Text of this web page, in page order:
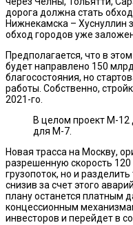
дорога должна стать
Нижнекамска – Хуснуллин
обход городов уже
Предполагается, что в
будет направлено 150
благосостояния, но
работы. Собственно,
2021-го.
В целом проект М-
для М-7.
Новая трасса на Москву,
разрешенную скорость
грузопоток, но и
снизив за счет этого
плану останется платным
концессионным
инвесторов и перейдет в